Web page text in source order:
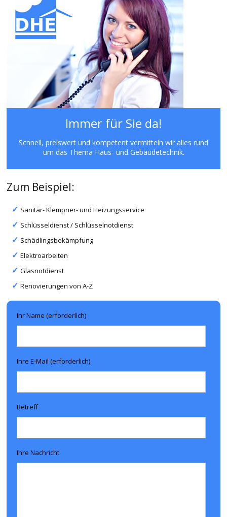
Immer für Sie da!
Schnell, preiswert und kompetent vermitteln wir alles rund
um das Thema Haus- und Gebäudetechnik.
Zum Beispiel:
Sanitär- Klempner- und Heizungsservice
Schlüsseldienst / Schlüsselnotdienst
Schädlingsbekämpfung
Elektroarbeiten
Glasnotdienst
Renovierungen von A-Z
Ihr Name (erforderlich)
Ihre E-Mail (erforderlich)
Betreff
Ihre Nachricht